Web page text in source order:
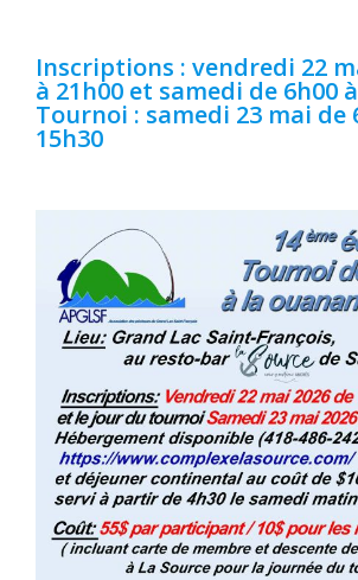
Inscriptions : vendredi 22
à 21h00 et samedi de 6h00
Tournoi : samedi 23 mai de
15h30